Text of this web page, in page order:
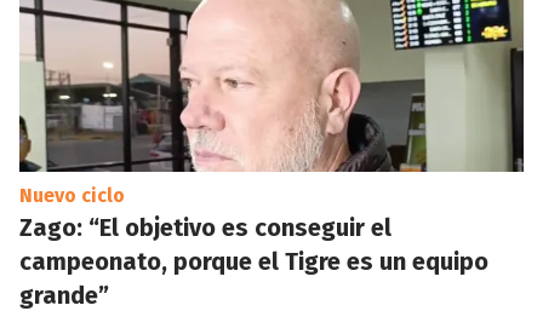
Nuevo ciclo
Zago: “El objetivo es conseguir el
campeonato, porque el Tigre es un equipo
grande”